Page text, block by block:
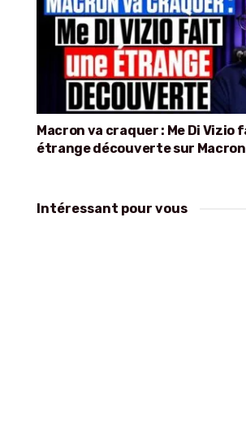
Macron va craquer : Me Di Vizio
étrange découverte sur Macron
Intéressant pour vous